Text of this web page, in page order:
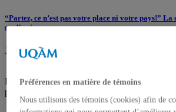
“Partez, ce n’est pas votre place ni votre pays!” La
expliquée
Jeudi 2 novembre, 18h30
Pavillon J.-A.-DeSève (DS) - 1er étage, Salle
plus proche: 320, rue Sainte-Catherine Est,
Préférences en matière de témoins
Nous utilisons des témoins (cookies) afin de